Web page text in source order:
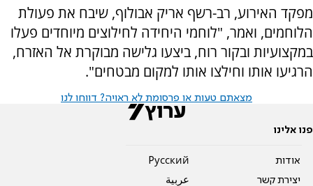
מפקד האירוע, רב-רשף אריק אבולוף, שיבח את פעולת
הלוחמים, ואמר, "לוחמי היחידה לחילוצים מיוחדים פעלו
במקצועיות ובקור רוח, ביצעו גלישה מבוקרת אל האזרח,
הרגיעו אותו וחילצו אותו למקום מבטחים".
מצאתם טעות או פרסומת לא ראויה? דווחו לנו
פנו אלינו
אודות
יצירת קשר
Pусский
عربية